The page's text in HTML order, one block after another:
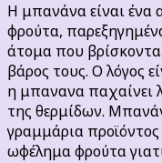
Η μπανάνα είναι ένα
φρούτα,
άτομα που
βάρος τους. Ο λόγος
η μπανανα παχαίνει
της θερμίδων.
γραμμάρια
ωφέλημα φρούτα